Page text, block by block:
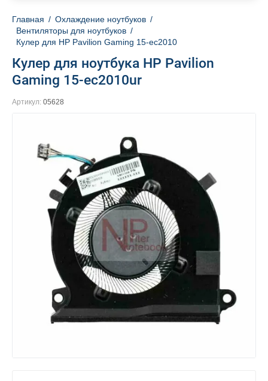
Главная / Охлаждение ноутбуков /
Вентиляторы для ноутбуков /
Кулер для HP Pavilion Gaming 15-ec2010
Кулер для ноутбука HP Pavilion
Gaming 15-ec2010ur
Артикул: 05628